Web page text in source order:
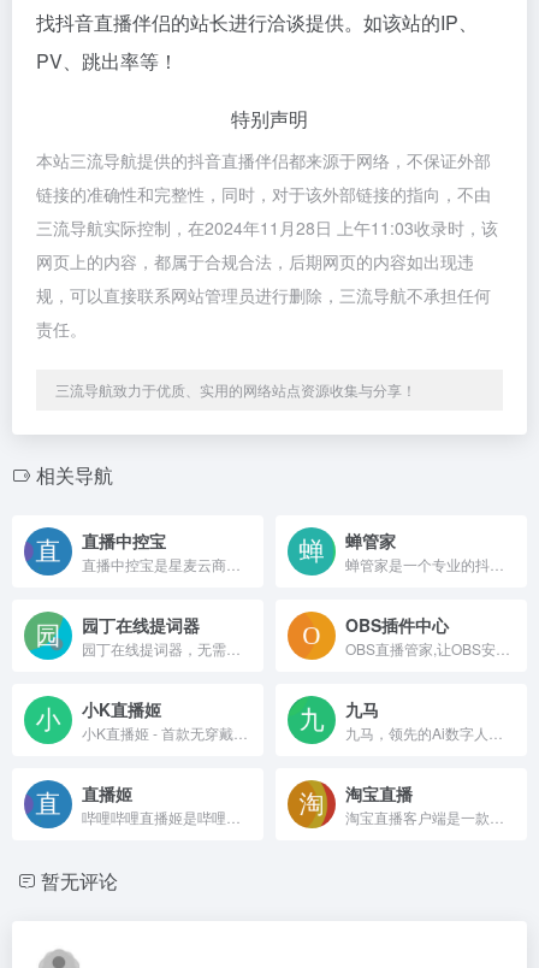
找抖音直播伴侣的站长进行洽谈提供。如该站的IP、
PV、跳出率等！
特别声明
本站三流导航提供的抖音直播伴侣都来源于网络，不保证外部
链接的准确性和完整性，同时，对于该外部链接的指向，不由
三流导航实际控制，在2024年11月28日 上午11:03收录时，该
网页上的内容，都属于合规合法，后期网页的内容如出现违
规，可以直接联系网站管理员进行删除，三流导航不承担任何
责任。
三流导航致力于优质、实用的网络站点资源收集与分享！
相关导航
直播中控宝 蝉管家
园丁在线提词器 OBS插件中心
小K直播姬 九马
直播姬 淘宝直播
暂无评论